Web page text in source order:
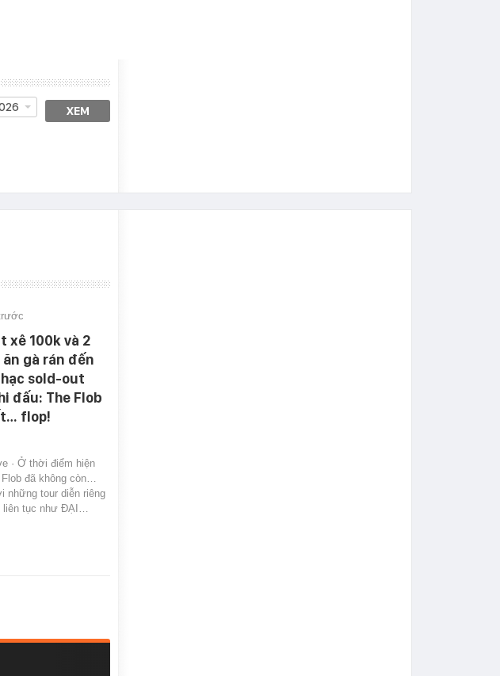
XEM
xê 100k và 2
ăn gà rán đến
sold-out
đấu: The Flob
flop!
· Ở thời điểm hiện
đã không còn…
những tour diễn riêng
liên tục như ĐẠI…